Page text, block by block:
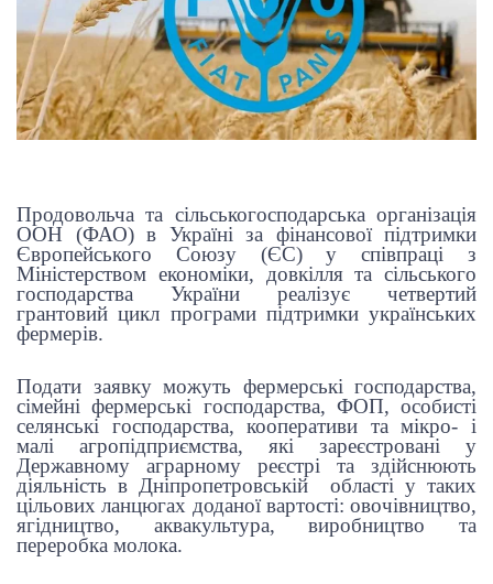
Продовольча та сільськогосподарська організація
ООН (ФАО) в Україні за фінансової підтримки
Європейського Союзу (ЄС) у співпраці з
Міністерством економіки, довкілля та сільського
господарства України реалізує четвертий
грантовий цикл програми підтримки українських
фермерів.
Подати заявку можуть фермерські господарства,
сімейні фермерські господарства, ФОП, особисті
селянські господарства, кооперативи та мікро- і
малі агропідприємства, які зареєстровані у
Державному аграрному реєстрі та здійснюють
діяльність в Дніпропетровській
області у таких
цільових ланцюгах доданої вартості: овочівництво,
ягідництво, аквакультура,
виробництво та
переробка молока.